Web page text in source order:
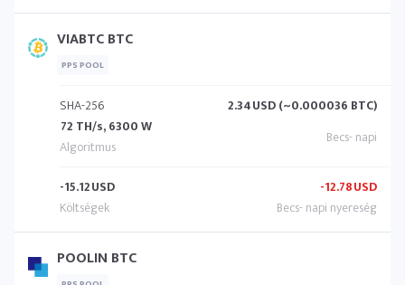
VIABTC BTC
PPS POOL
SHA-256
72 TH/s, 6300 W
2.34USD (~0.000036 BTC)
-15.12USD -12.78USD
POOLIN BTC